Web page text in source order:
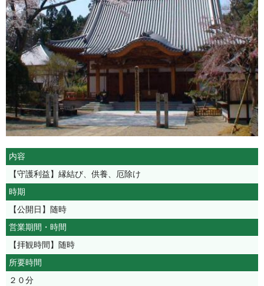
内容
【守護利益】縁結び、供養、厄除け
時期
【公開日】随時
営業期間・時間
【拝観時間】随時
所要時間
２０分